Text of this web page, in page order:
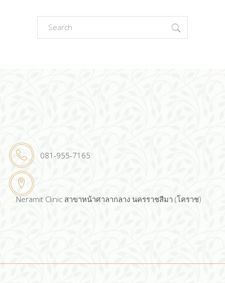
Search
for:
081-955-7165
Neramit Clinic สาขาหน้าศาลากลาง นครราชสีมา (โคราช)